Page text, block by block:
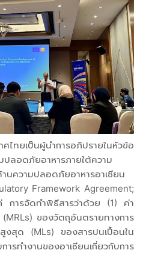
ทยเป็นผู้นำการอภิปรายในหัวข้อ
ลอดภัยอาหารภายใต้ความ
ความปลอดภัยอาหารอาเซียน
Framework Agreement;
การจัดทำพิธีสารว่าด้วย (1) ค่า
ของวัตถุอันตรายทางการ
สุด (MLs) ของสารปนเปื้อนใน
ำงานของอาเซียนเกี่ยวกับการ